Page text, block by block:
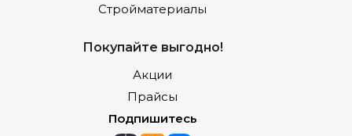
Стройматериалы
Покупайте выгодно!
Акции
Прайсы
Подпишитесь